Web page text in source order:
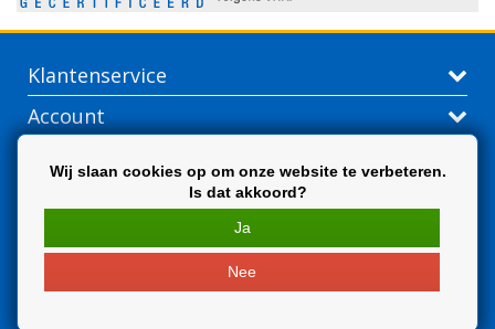
Klantenservice
Account
Wij slaan cookies op om onze website te verbeteren.
Is dat akkoord?
Ja
Nee